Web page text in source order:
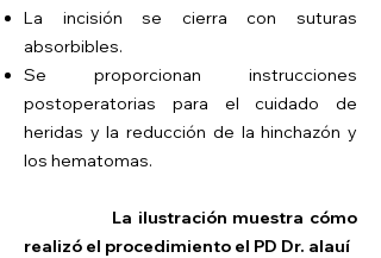
La incisión se cierra con suturas
absorbibles.
Se proporcionan instrucciones
postoperatorias para el cuidado de
heridas y la reducción de la hinchazón y
los hematomas.
La ilustración muestra cómo
realizó el procedimiento el PD Dr. alauí